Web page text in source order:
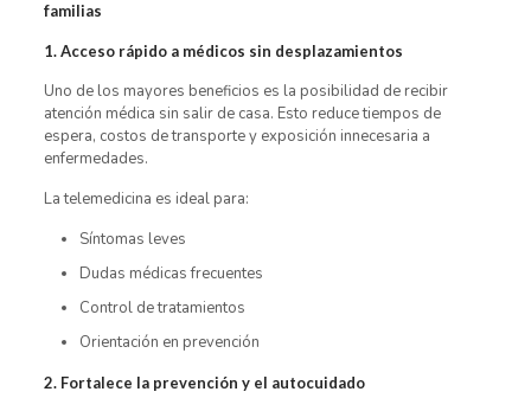
familias
1. Acceso rápido a médicos sin desplazamientos
Uno de los mayores beneficios es la posibilidad de recibir
atención médica sin salir de casa. Esto reduce tiempos de
espera, costos de transporte y exposición innecesaria a
enfermedades.
La telemedicina es ideal para:
Síntomas leves
Dudas médicas frecuentes
Control de tratamientos
Orientación en prevención
2. Fortalece la prevención y el autocuidado